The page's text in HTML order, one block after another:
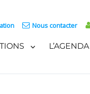
Nous contacter
L’AGENDA